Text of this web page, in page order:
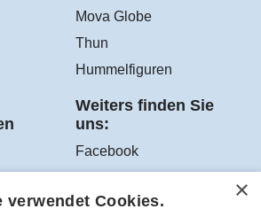
Mova Globe
Thun
Hummelfiguren
Weiters finden Sie
uns:
Facebook
YouTube
verwendet Cookies.